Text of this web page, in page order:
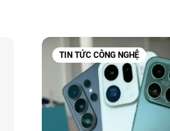
TIN TỨC CÔNG NGHỆ